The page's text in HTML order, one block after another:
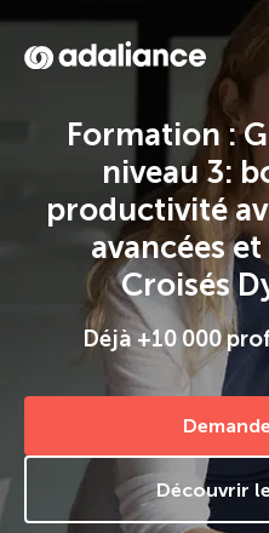
Formation :
niveau 3:
productivité
avancées
Croisés
Déjà +10 000
Découvrir